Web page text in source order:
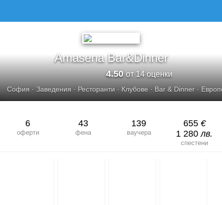
Amasena Bar&Dinner
4.50от 14 оценки
София · Заведения · Ресторанти · Клубове · Bar & Dinner ·
6
оферти
43
фена
139
ваучера
655 €
1 280лв.
спестени